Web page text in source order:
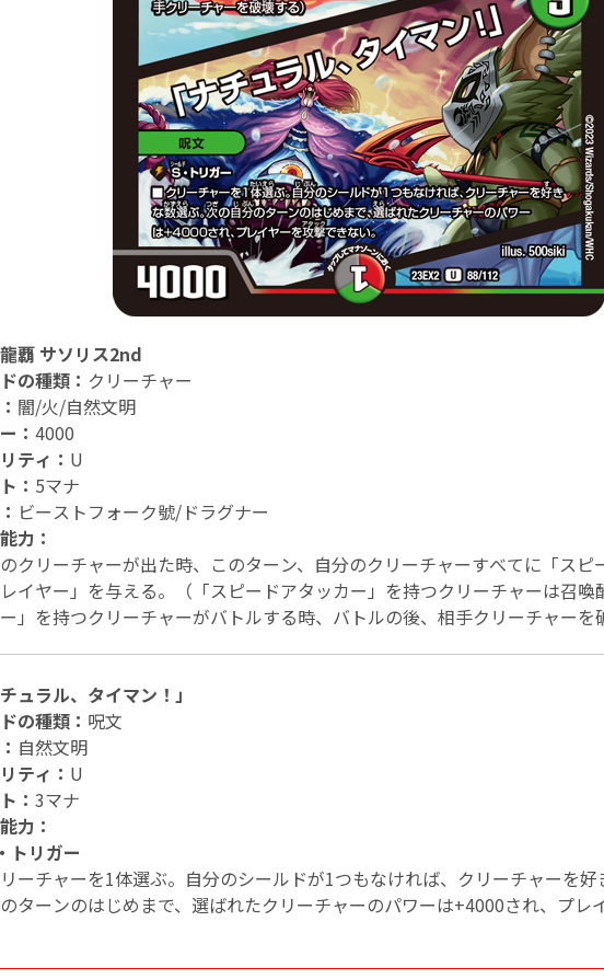
覇 サソリス2nd
の種類： クリーチャー
闇/火/自然文明
： 4000
ティ： U
： 5マナ
ビーストフォーク號/ドラグナー
力：
クリーチャーが出た時、このターン、自分のクリーチャーすべてに「スピ
レイヤー」を与える。（「スピードアタッカー」を持つクリーチャーは召
」を持つクリーチャーがバトルする時、バトルの後、相手クリーチャーを
チュラル、タイマン！」
の種類： 呪文
自然文明
ティ： U
： 3マナ
力：
トリガー
ーチャーを1体選ぶ。自分のシールドが1つもなければ、クリーチャーを
ターンのはじめまで、選ばれたクリーチャーのパワーは+4000され、プレ